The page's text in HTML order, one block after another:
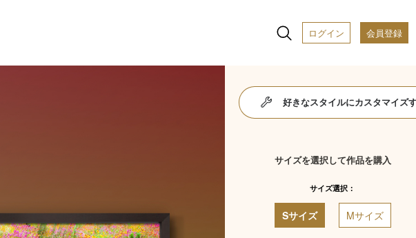
ログイン 会員登録
好きなスタイルにカスタマイズ
サイズを選択して作品を購入
サイズ選択：
Sサイズ Mサイズ